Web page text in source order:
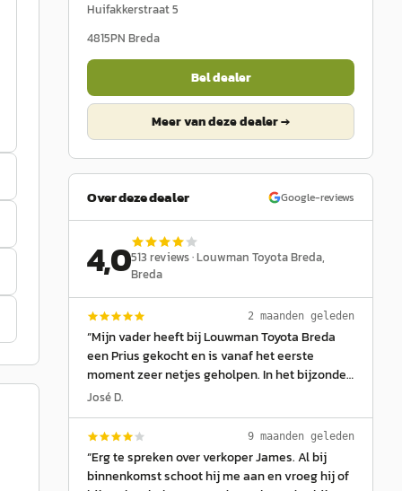
Huifakkerstraat 5
4815PN Breda
Bel dealer
Meer van deze dealer →
Over deze dealer Google-reviews
4,0513 reviews ·Louwman Toyota Breda,
Breda
2 maanden geleden
“Mijn vader heeft bij Louwman Toyota Breda
een Prius gekocht en is vanaf het eerste
moment zeer netjes geholpen. In het bijzonder
willen we Lauren bedanken voor zijn eerlijke en
dacht goed mee, gaf duidelijke uitleg en nam
de tijd om alles netjes door te spreken, zonder
opdringerig te zijn. Na thuiskomst en na een
José D.
9 maanden geleden
“Erg te spreken over verkoper James. Al bij
binnenkomst schoot hij me aan en vroeg hij of